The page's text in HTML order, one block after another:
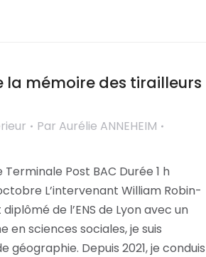
la mémoire des tirailleurs
Par Aurélie ANNEHEIM
Terminale Post BAC Durée 1 h
L’intervenant William Robin-
de l’ENS de Lyon avec un
en sciences sociales, je suis
géographie. Depuis 2021, je conduis